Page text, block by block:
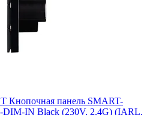
панель SMART-
DIM-IN Black (230V, 2.4G) (IARL,